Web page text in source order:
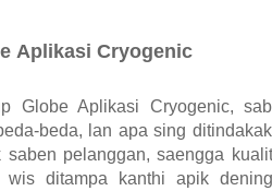
Aplikasi Cryogenic
Globe Aplikasi Cryogenic,
beda, lan apa sing
saben pelanggan, saengga
wis ditampa kanthi apik